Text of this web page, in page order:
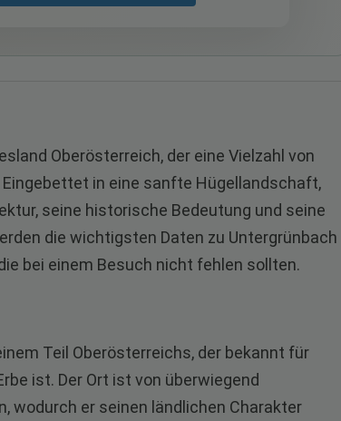
Oberösterreich, der eine Vielzahl von
in eine sanfte Hügellandschaft,
seine historische Bedeutung und seine
die wichtigsten Daten zu Untergrünbach
bei einem Besuch nicht fehlen sollten.
Teil Oberösterreichs, der bekannt für
ist. Der Ort ist von überwiegend
wodurch er seinen ländlichen Charakter